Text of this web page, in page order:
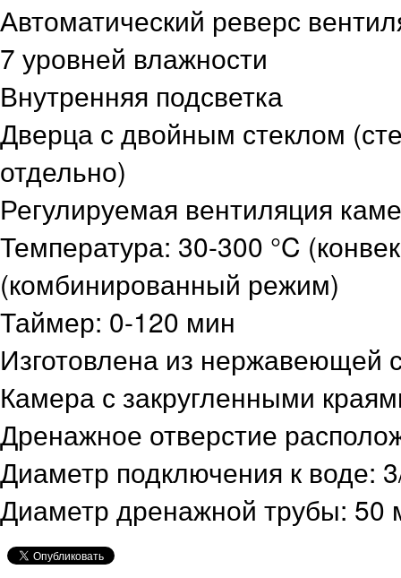
Автоматический реверс
7 уровней влажности
Внутренняя подсветка
Дверца с двойным стеклом
отдельно)
Регулируемая вентиляция
Температура: 30-300 °C
(комбинированный режим)
Таймер: 0-120 мин
Изготовлена из нержавеющей
Камера с закругленными
Дренажное отверстие
Диаметр подключения к воде:
Диаметр дренажной трубы: 50